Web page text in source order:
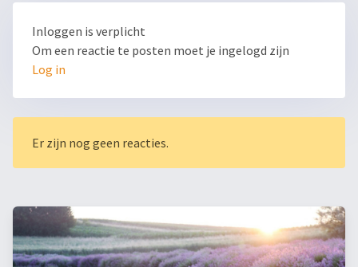
Inloggen is verplicht
Om een reactie te posten moet je ingelogd zijn
Log in
Er zijn nog geen reacties.